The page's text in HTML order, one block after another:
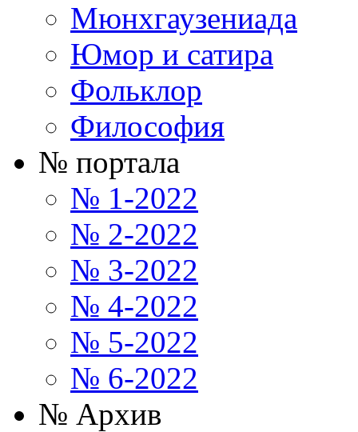
Мюнхгаузениада
Юмор и сатира
Фольклор
Философия
№ портала
№ 1-2022
№ 2-2022
№ 3-2022
№ 4-2022
№ 5-2022
№ 6-2022
№ Архив